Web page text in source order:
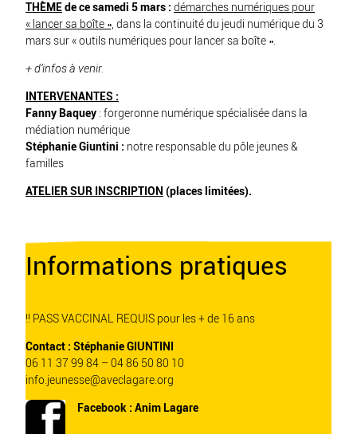
THÈMEde ce samedi 5 mars : démarches numériques pour
« lancer sa boîte », dans la continuité du jeudi numérique du 3
mars sur« outils numériques pour lancer sa boîte ».
+ d’infos à venir.
INTERVENANTES :
Fanny Baquey : forgeronne numérique spécialisée dans la
médiation numérique
Stéphanie Giuntini : notre responsable du pôle jeunes &
familles
ATELIER SUR INSCRIPTION (places limitées).
Informations pratiques
!! PASS VACCINAL REQUIS pour les + de 16 ans
Contact : Stéphanie GIUNTINI
06 11 37 99 84 – 04 86 50 80 10
info.jeunesse@aveclagare.org
Facebook : Anim Lagare